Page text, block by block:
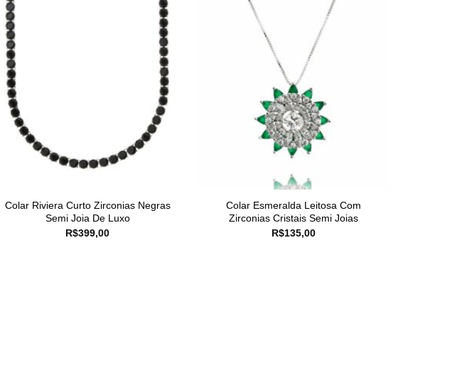
Colar Riviera Curto Zirconias Negras
Semi Joia De Luxo
R$399,00
Colar Esmeralda Leitosa Com
Zirconias Cristais Semi Joias
R$135,00